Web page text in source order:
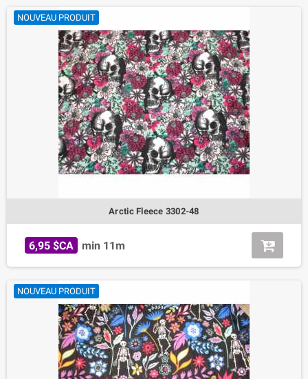
NOUVEAU PRODUIT
Arctic Fleece 3302-48
6,95 $CA min 11m
NOUVEAU PRODUIT